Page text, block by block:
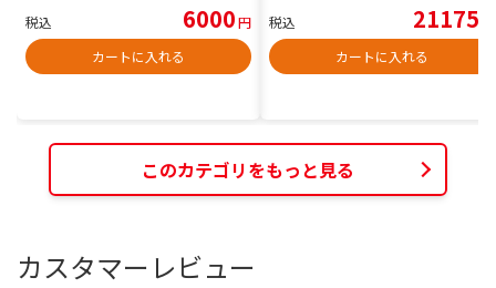
税込 6000円
カートに入れる
税込 21175
カートに入れる
このカテゴリをもっと見る
カスタマーレビュー